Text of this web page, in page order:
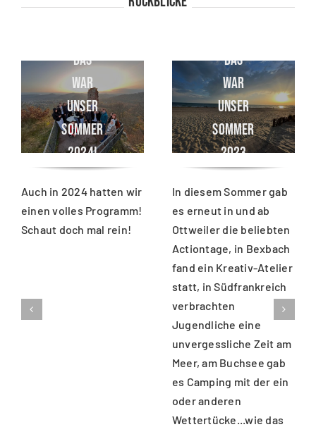
DAS
WAR
UNSER
SOMMER
2024!
Auch in 2024 hatten wir
einen volles Programm!
Schaut doch mal rein!
DAS
WAR
UNSER
SOMMER
2023
In diesem Sommer gab
es erneut in und ab
Ottweiler die beliebten
Actiontage, in Bexbach
fand ein Kreativ-Atelier
statt, in Südfrankreich
verbrachten
Jugendliche eine
unvergessliche Zeit am
Meer, am Buchsee gab
es Camping mit der ein
oder anderen
Wettertücke...wie das